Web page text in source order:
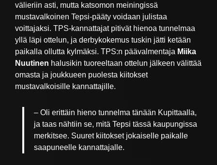
välieriin asti, mutta katsomon meiningissä
mustavalkoinen Tepsi-pääty voidaan julistaa
voittajaksi. TPS-kannattajat pitivät hienoa tunnelmaa
yllä läpi ottelun, ja derbykokemus tuskin jätti ketään
paikalla ollutta kylmäksi. TPS:n päävalmentaja Miika
Nuutinen halusikin tuoreeltaan ottelun jälkeen välittää
omasta ja joukkueen puolesta kiitokset
mustavalkoisille kannattajille.
– Oli erittäin hieno tunnelma tänään Kupittaalla,
ja taas nähtiin se, mitä Tepsi tässä kaupungissa
merkitsee. Suuret kiitokset jokaiselle paikalle
saapuneelle kannattajalle.